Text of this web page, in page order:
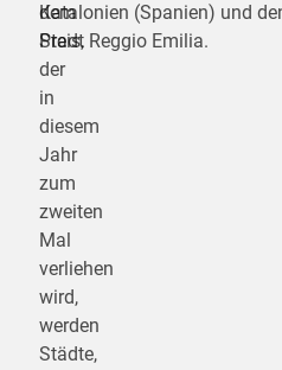
dem
Preis,
der
in
diesem
Jahr
zum
zweiten
Mal
verliehen
wird,
werden
Städte,
Katalonien (Spanien) und
Stadt Reggio Emilia.